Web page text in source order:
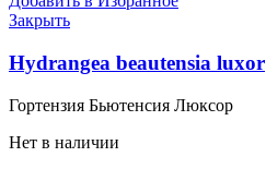
Закрыть
Hydrangea beautensia luxor
Гортензия Бьютенсия Люксор
Нет в наличии